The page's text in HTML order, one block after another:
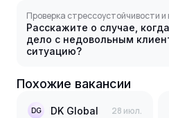
Проверка стрессоустойчивости
Расскажите о случае,
дело с недовольным
ситуацию?
Похожие вакансии
DG DK Global 28 июл.